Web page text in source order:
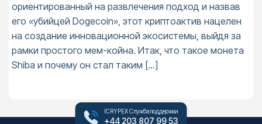
ориентированный на развлечения подход и назвав
его «убийцей Dogecoin», этот криптоактив нацелен
на создание инновационной экосистемы, выйдя за
рамки простого мем-койна. Итак, что такое монета
Shiba и почему он стал таким […]
ICRYPEX Служба поддержки
+44 203 807 99 53